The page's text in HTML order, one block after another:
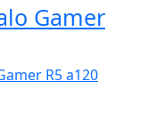
Gamer
R5 a120